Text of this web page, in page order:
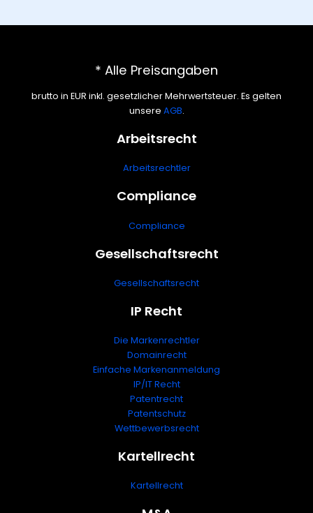
* Alle Preisangaben
brutto in EUR inkl. gesetzlicher Mehrwertsteuer. Es gelten
unsere AGB.
Arbeitsrecht
Arbeitsrechtler
Compliance
Compliance
Gesellschaftsrecht
Gesellschaftsrecht
IP Recht
Die Markenrechtler
Domainrecht
Einfache Markenanmeldung
IP/IT Recht
Patentrecht
Patentschutz
Wettbewerbsrecht
Kartellrecht
Kartellrecht